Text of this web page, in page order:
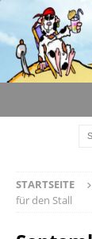
STARTSEITE
für den Stall